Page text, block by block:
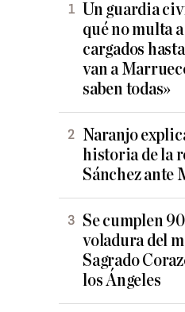
Un guardia
qué no multa
cargados
van a
saben todas»
Naranjo
historia de la
Sánchez ante
Se cumplen
voladura del
Sagrado
los Ángeles